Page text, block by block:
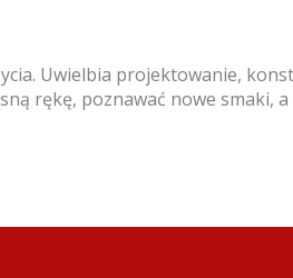
Uwielbia projektowanie,
rękę, poznawać nowe smaki,